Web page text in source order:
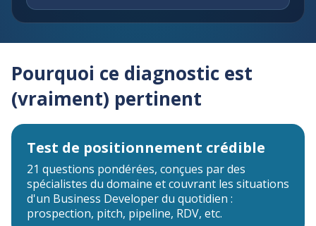
Pourquoi ce diagnostic est
(vraiment) pertinent
Test de positionnement crédible
21 questions pondérées, conçues par des
spécialistes du domaine et couvrant les situations
d'un Business Developer du quotidien :
prospection, pitch, pipeline, RDV, etc.